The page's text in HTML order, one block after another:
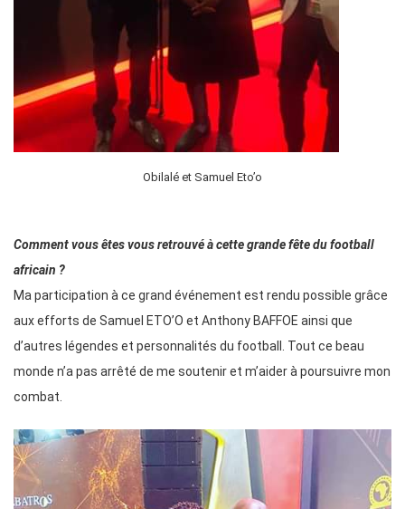
Obilalé et Samuel Eto’o
Comment vous êtes vous retrouvé à cette grande fête du football
africain ?
Ma participation à ce grand événement est rendu possible grâce
aux efforts de Samuel ETO’O et Anthony BAFFOE ainsi que
d’autres légendes et personnalités du football. Tout ce beau
monde n’a pas arrêté de me soutenir et m’aider à poursuivre mon
combat.